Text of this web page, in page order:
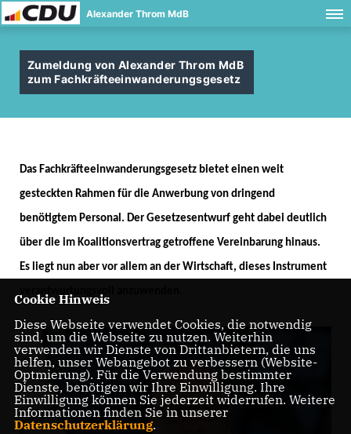
Alexander Throm MdB
Zumeldung von Alexander Throm MdB
zum Fachkräfteeinwanderungsgesetz
Das Fachkräfteeinwanderungsgesetz bietet einen weit
gesteckten Rahmen für die Anwerbung von dringend
benötigtem Personal. Der Gesetzesentwurf geht dabei deutlich
über die im Koalitionsvertrag getroffene Vereinbarung hinaus.
Es liegt nun aber vor allem an der Wirtschaft, dieses Instrument
verantwortungsvoll anzuwenden.
Cookie Hinweis
Diese Webseite verwendet Cookies, die notwendig
sind, um die Webseite zu nutzen. Weiterhin
verwenden wir Dienste von Drittanbietern, die uns
helfen, unser Webangebot zu verbessern (Website-
Optmierung). Für die Verwendung bestimmter
Dienste, benötigen wir Ihre Einwilligung. Ihre
Einwilligung können Sie jederzeit widerrufen. Weitere
Informationen finden Sie in unserer
Datenschutzerklärung.